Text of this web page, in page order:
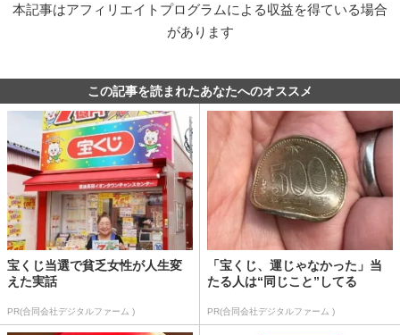
本記事はアフィリエイトプログラムによる収益を得ている場合
があります
この記事を読まれたあなたへのオススメ
宝くじ当選で貧乏女性が人生変
えた実話
PR(合同会社デジタルファーム )
「宝くじ、運じゃなかった」当
たる人は“同じこと”してる
PR(合同会社デジタルファーム )